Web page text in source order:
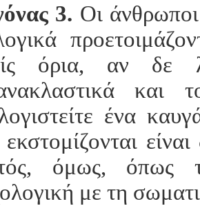
3. Οι
όρια, αν δε
και
ένα
όμως, όπως
με τη